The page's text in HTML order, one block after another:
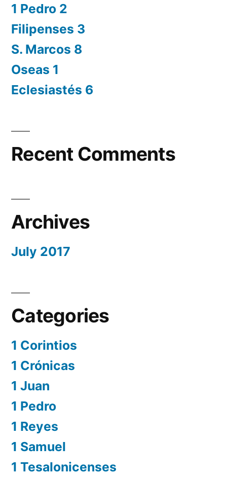
1 Pedro 2
Filipenses 3
S. Marcos 8
Oseas 1
Eclesiastés 6
Recent Comments
Archives
July 2017
Categories
1 Corintios
1 Crónicas
1 Juan
1 Pedro
1 Reyes
1 Samuel
1 Tesalonicenses